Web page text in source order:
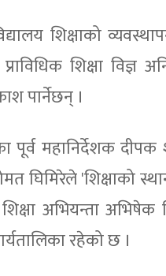
शिक्षाको
शिक्षा विज्ञ
पार्नेछन् ।
पूर्व महानिर्देशक
घिमिरेले 'शिक्षाको
शिक्षा अभियन्ता
रहेको छ ।